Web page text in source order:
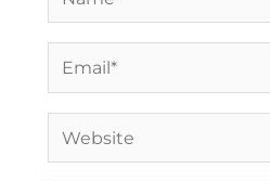
Email*
Website